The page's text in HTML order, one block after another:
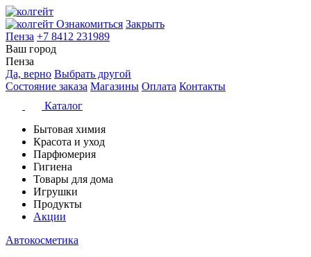
Ознакомиться Закрыть
Пенза +7 8412 231989
Ваш город
Пенза
Да, верно Выбрать другой
Состояние заказа Магазины Оплата Контакты
Каталог
Бытовая химия
Красота и уход
Парфюмерия
Гигиена
Товары для дома
Игрушки
Продукты
Акции
Автокосметика